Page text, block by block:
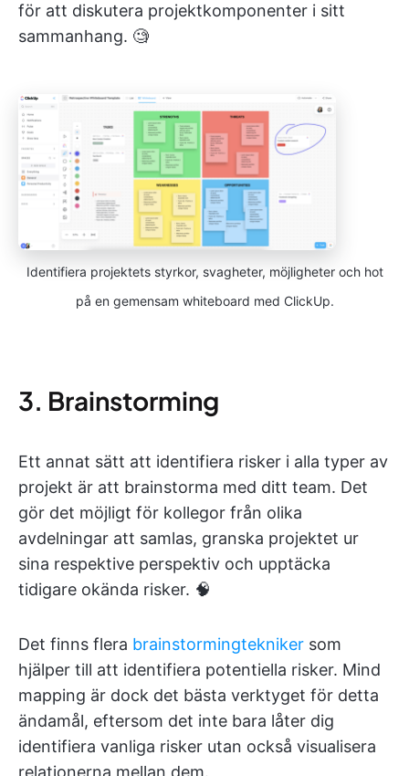
för att diskutera projektkomponenter i sitt
sammanhang. 🧐
Identifiera projektets styrkor, svagheter, möjligheter och hot
på en gemensam whiteboard med ClickUp.
3. Brainstorming
Ett annat sätt att identifiera risker i alla typer av
projekt är att brainstorma med ditt team. Det
gör det möjligt för kollegor från olika
avdelningar att samlas, granska projektet ur
sina respektive perspektiv och upptäcka
tidigare okända risker. 🧠
Det finns flera brainstormingtekniker som
hjälper till att identifiera potentiella risker. Mind
mapping är dock det bästa verktyget för detta
ändamål, eftersom det inte bara låter dig
identifiera vanliga risker utan också visualisera